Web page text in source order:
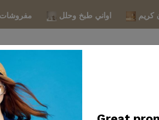
مفروشات اواني طبخ وحلل كريم
maintenance
Thank you for